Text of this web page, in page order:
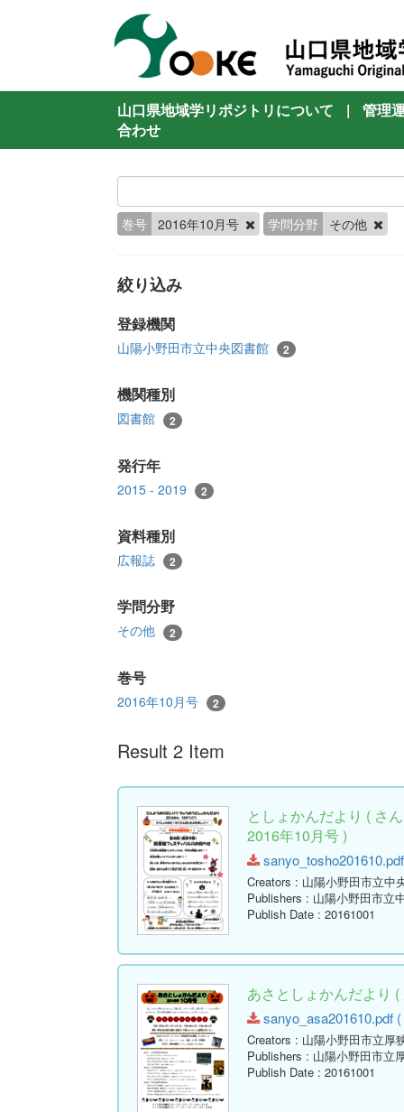
山口県地域学リポジトリについて |
管理
合わせ
巻号 2016年10月号 学問分野 その他
絞り込み
登録機関
山陽小野田市立中央図書館 2
機関種別
図書館 2
発行年
2015 - 2019 2
資料種別
広報誌 2
学問分野
その他 2
巻号
2016年10月号 2
Result 2 Item
としょかんだより ( さ
2016年10月号 )
Creators : 山陽小野田市立中
Publishers : 山陽小野田市立
Publish Date : 20161001
あさとしょかんだより
sanyo_asa201610.pdf
Creators : 山陽小野田市立厚
Publishers : 山陽小野田市立
Publish Date : 20161001